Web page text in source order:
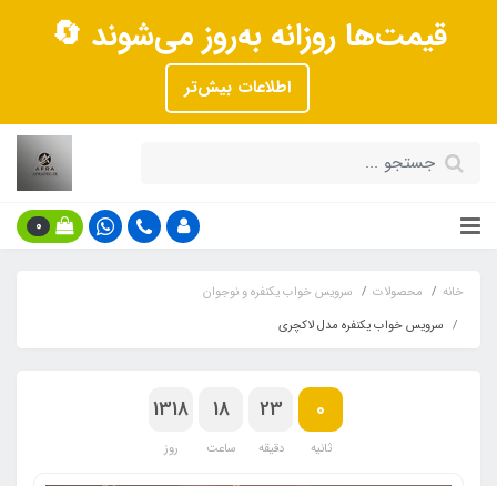
قیمت‌ها روزانه به‌روز می‌شوند 🔄
اطلاعات بیش‌تر
0
خانه محصولات
سرویس خواب یکنفره و نوجوان
سرویس خواب یکنفره مدل لاکچری
1318
روز
18
ساعت
23
دقیقه
0
ثانیه